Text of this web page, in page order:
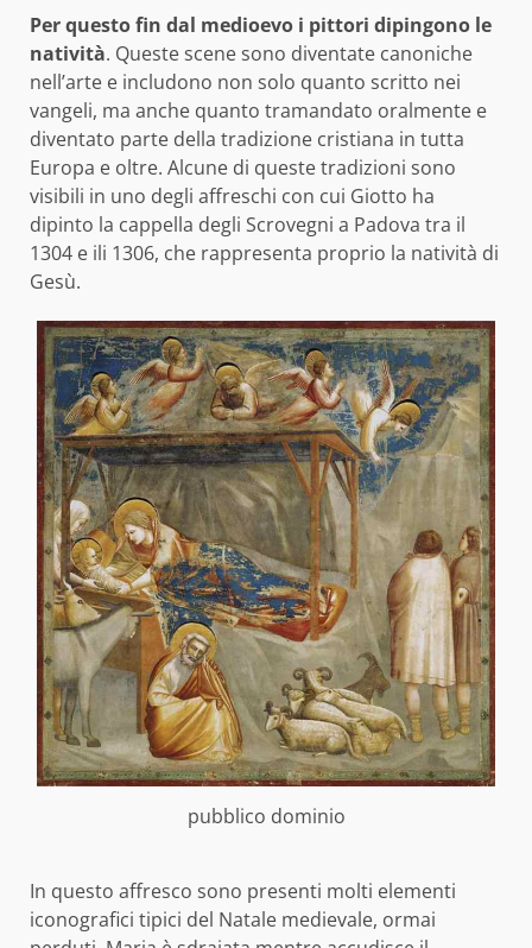
Per questo fin dal medioevo i pittori dipingono le
natività. Queste scene sono diventate canoniche
nell’arte e includono non solo quanto scritto nei
vangeli, ma anche quanto tramandato oralmente e
diventato parte della tradizione cristiana in tutta
Europa e oltre. Alcune di queste tradizioni sono
visibili in uno degli affreschi con cui Giotto ha
dipinto la cappella degli Scrovegni a Padova tra il
1304 e ili 1306, che rappresenta proprio la natività di
Gesù.
pubblico dominio
In questo affresco sono presenti molti elementi
iconografici tipici del Natale medievale, ormai